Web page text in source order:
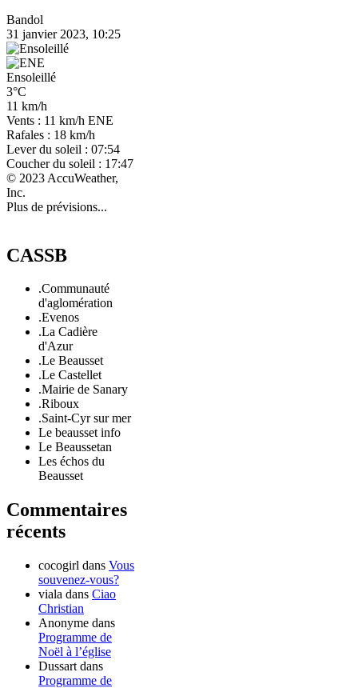
Bandol
31 janvier 2023, 10:25
Ensoleillé
3°C
11 km/h
Vents : 11 km/h ENE
Rafales : 18 km/h
Lever du soleil : 07:54
Coucher du soleil : 17:47
© 2023 AccuWeather,
Inc.
Plus de prévisions...
CASSB
.Communauté
d'aglomération
.Evenos
.La Cadière
d'Azur
.Le Beausset
.Le Castellet
.Mairie de Sanary
.Riboux
.Saint-Cyr sur mer
Le beausset info
Le Beaussetan
Les échos du
Beausset
Commentaires
récents
cocogirl dans Vous
souvenez-vous?
viala dans Ciao
Christian
Anonyme dans
Programme de
Noël à l’église
Dussart dans
Programme de